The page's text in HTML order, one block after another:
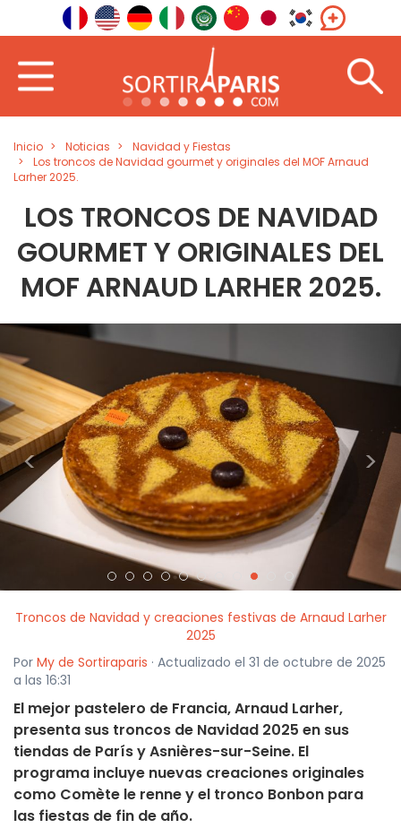
Inicio Noticias
Navidad y Fiestas
Los troncos de Navidad gourmet y originales del MOF Arnaud
Larher 2025.
LOS TRONCOS DE NAVIDAD
GOURMET Y ORIGINALES DEL
MOF ARNAUD LARHER 2025.
< >
Troncos de Navidad y creaciones festivas de Arnaud Larher
2025
Por My de Sortiraparis · Actualizado el 31 de octubre de 2025
a las 16:31
El mejor pastelero de Francia, Arnaud Larher,
presenta sus troncos de Navidad 2025 en sus
tiendas de París y Asnières-sur-Seine. El
programa incluye nuevas creaciones originales
como Comète le renne y el tronco Bonbon para
las fiestas de fin de año.